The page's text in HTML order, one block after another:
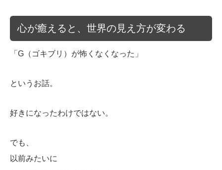
心が癒えると、世界の見え方が変わる
「G（ゴキブリ）が怖くなくなった」
というお話。
好きになったわけではない。
でも、
以前みたいに